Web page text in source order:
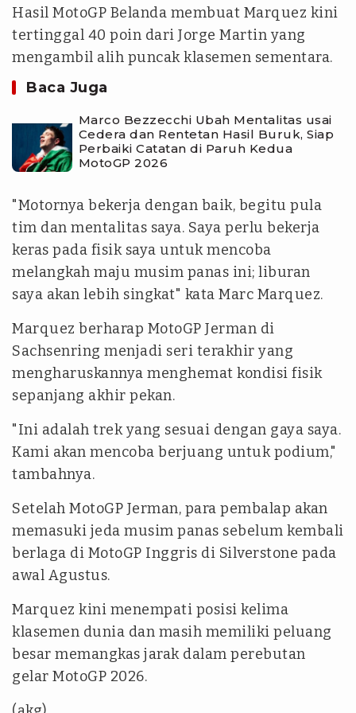
Hasil MotoGP Belanda membuat Marquez kini
tertinggal 40 poin dari Jorge Martin yang
mengambil alih puncak klasemen sementara.
Baca Juga
Marco Bezzecchi Ubah Mentalitas usai
Cedera dan Rentetan Hasil Buruk, Siap
Perbaiki Catatan di Paruh Kedua
MotoGP 2026
"Motornya bekerja dengan baik, begitu pula
tim dan mentalitas saya. Saya perlu bekerja
keras pada fisik saya untuk mencoba
melangkah maju musim panas ini; liburan
saya akan lebih singkat" kata Marc Marquez.
Marquez berharap MotoGP Jerman di
Sachsenring menjadi seri terakhir yang
mengharuskannya menghemat kondisi fisik
sepanjang akhir pekan.
"Ini adalah trek yang sesuai dengan gaya saya.
Kami akan mencoba berjuang untuk podium,"
tambahnya.
Setelah MotoGP Jerman, para pembalap akan
memasuki jeda musim panas sebelum kembali
berlaga di MotoGP Inggris di Silverstone pada
awal Agustus.
Marquez kini menempati posisi kelima
klasemen dunia dan masih memiliki peluang
besar memangkas jarak dalam perebutan
gelar MotoGP 2026.